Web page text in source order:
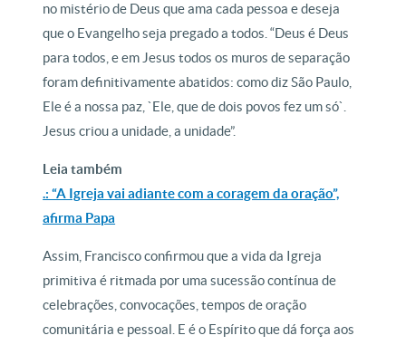
no mistério de Deus que ama cada pessoa e deseja
que o Evangelho seja pregado a todos. “Deus é Deus
para todos, e em Jesus todos os muros de separação
foram definitivamente abatidos: como diz São Paulo,
Ele é a nossa paz, `Ele, que de dois povos fez um só`.
Jesus criou a unidade, a unidade”.
Leia também
.: “A Igreja vai adiante com a coragem da oração”,
afirma Papa
Assim, Francisco confirmou que a vida da Igreja
primitiva é ritmada por uma sucessão contínua de
celebrações, convocações, tempos de oração
comunitária e pessoal. E é o Espírito que dá força aos